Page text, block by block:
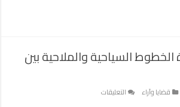
السياحية والملاحية بين
قضايا وآراء التعليقات